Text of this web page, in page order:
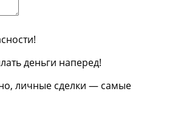
деньги наперед!
личные сделки — самые